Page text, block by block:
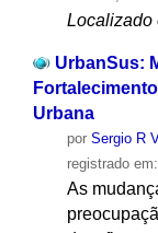
Localizado
UrbanSus:
Urbana
por Sergio R
registrado em:
As